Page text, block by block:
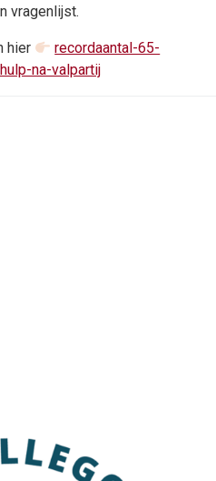
vragenlijst.
hier
recordaantal-65-
na-valpartij